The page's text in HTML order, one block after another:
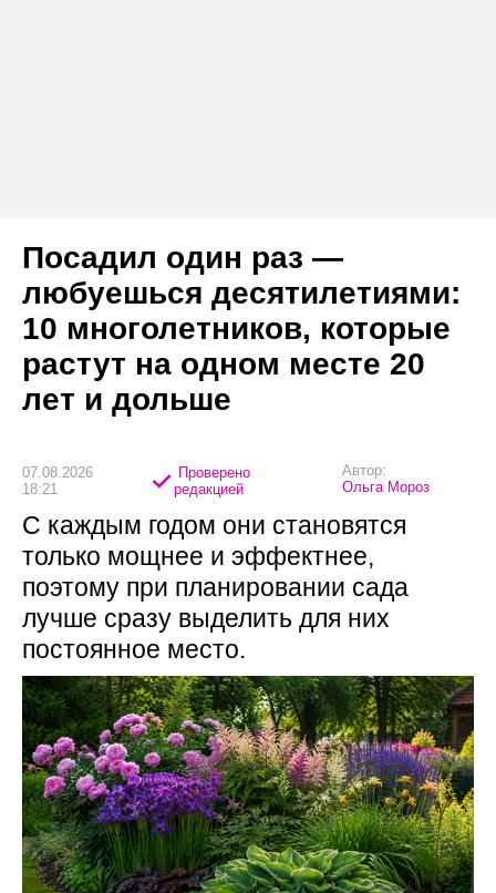
Посадил один раз —
любуешься десятилетиями:
10 многолетников, которые
растут на одном месте 20
лет и дольше
07.08.2026
18:21
Проверено
редакцией
Автор:
Ольга Мороз
С каждым годом они становятся
только мощнее и эффектнее,
поэтому при планировании сада
лучше сразу выделить для них
постоянное место.